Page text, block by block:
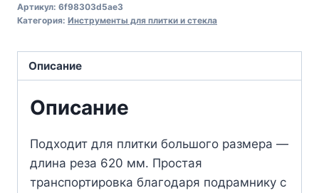
Артикул: 6f98303d5ae3
Категория: Инструменты для плитки и стекла
Описание
Описание
Подходит для плитки большого размера —
длина реза 620 мм. Простая
транспортировка благодаря подрамнику с